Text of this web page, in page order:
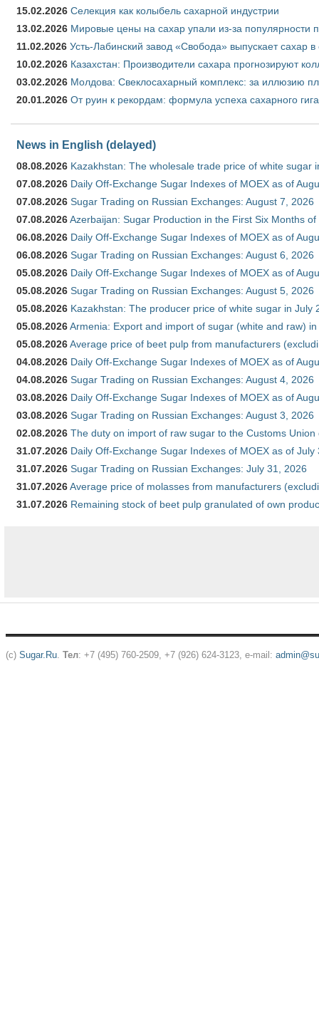
15.02.2026 Селекция как колыбель сахарной индустрии
13.02.2026 Мировые цены на сахар упали из-за популярности
11.02.2026 Усть-Лабинский завод «Свобода» выпускает сахар в
10.02.2026 Казахстан: Производители сахара прогнозируют
03.02.2026 Молдова: Свеклосахарный комплекс: за иллюзию
20.01.2026 От руин к рекордам: формула успеха сахарного
News in English (delayed)
08.08.2026 Kazakhstan: The wholesale trade price of white sugar
07.08.2026 Daily Off-Exchange Sugar Indexes of MOEX as of
07.08.2026 Sugar Trading on Russian Exchanges: August 7, 2026
07.08.2026Azerbaijan: Sugar Production in the First Six Months of
06.08.2026 Daily Off-Exchange Sugar Indexes of MOEX as of
06.08.2026 Sugar Trading on Russian Exchanges: August 6, 2026
05.08.2026 Daily Off-Exchange Sugar Indexes of MOEX as of
05.08.2026 Sugar Trading on Russian Exchanges: August 5, 2026
05.08.2026 Kazakhstan: The producer price of white sugar in July
05.08.2026Armenia: Export and import of sugar (white and raw)
05.08.2026Average price of beet pulp from manufacturers
04.08.2026 Daily Off-Exchange Sugar Indexes of MOEX as of
04.08.2026 Sugar Trading on Russian Exchanges: August 4, 2026
03.08.2026 Daily Off-Exchange Sugar Indexes of MOEX as of
03.08.2026 Sugar Trading on Russian Exchanges: August 3, 2026
02.08.2026 The duty on import of raw sugar to the Customs
31.07.2026 Daily Off-Exchange Sugar Indexes of MOEX as of July
31.07.2026 Sugar Trading on Russian Exchanges: July 31, 2026
31.07.2026Average price of molasses from manufacturers
31.07.2026 Remaining stock of beet pulp granulated of own
(c) Sugar.Ru. Тел: +7 (495) 760-2509, +7 (926) 624-3123, e-mail: